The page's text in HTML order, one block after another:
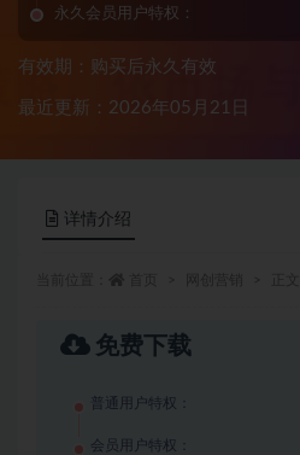
永久会员用户特权：
有效期：购买后永久有效
最近更新：2026年05月21日
详情介绍
免费下载
普通用户特权：
会员用户特权：